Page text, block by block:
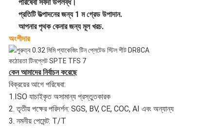
পরিষেবা সর্বদা উপলব্ধ।
প্রতিটি উত্পাদনের জন্য 1 ম গ্রেড উপাদান.
আপনার পৃথক কেনার জন্য মূল খরচ.
অংশীদার
কেন আমাদের নির্বাচন করেছে
বিক্রয়ের আগে পরিষেবা:
1.ISO যাচাইকৃত অসামান্য প্রস্তুতকারক
2. তৃতীয় পক্ষের পরিদর্শন: SGS, BV, CE, COC, AI এবং অন্যান্য
3. নমনীয় পেমেন্ট: T/T